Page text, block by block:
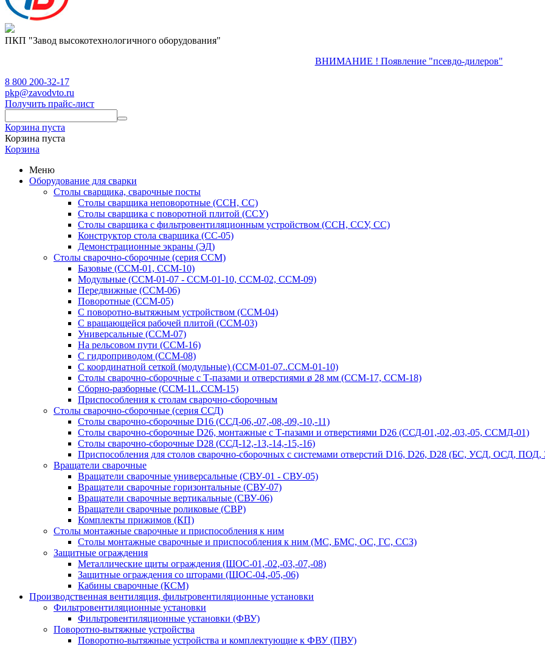
ПКП "Завод высокотехнологичного оборудования"
ВНИМАНИЕ ! Появление "псевдо-дилеров"
8 800 200-32-17
pkp@zavodvto.ru
Получить прайс-лист
Корзина пуста
Корзина пуста
Корзина
Меню
Оборудование для сварки
Столы сварщика, сварочные посты
Столы сварщика неповоротные (ССН, СС)
Столы сварщика с поворотной плитой (ССУ)
Столы сварщика с фильтровентиляционным устройством (ССН, ССУ, СС)
Конструктор стола сварщика (СС-05)
Демонстрационные экраны (ЭД)
Столы сварочно-сборочные (серия ССМ)
Базовые (ССМ-01, ССМ-10)
Модульные (ССМ-01-07 - ССМ-01-10, ССМ-02, ССМ-09)
Передвижные (ССМ-06)
Поворотные (ССМ-05)
С поворотно-вытяжным устройством (ССМ-04)
С вращающейся рабочей плитой (ССМ-03)
Универсальные (ССМ-07)
На рельсовом пути (ССМ-16)
С гидроприводом (ССМ-08)
С координатной сеткой (модульные) (ССМ-01-07..ССМ-01-10)
Столы сварочно-сборочные с Т-пазами и отверстиями ø 28 мм (ССМ-17, ССМ-18)
Сборно-разборные (ССМ-11..ССМ-15)
Приспособления к столам сварочно-сборочным
Столы сварочно-сборочные (серия ССД)
Столы сварочно-сборочные D16 (ССД-06,-07,-08,-09,-10,-11)
Столы сварочно-сборочные D26, монтажные с Т-пазами и отверстиями D26 (ССД-01,-02,-03,-05, ССМД-01)
Столы сварочно-сборочные D28 (ССД-12,-13,-14,-15,-16)
Приспособления для столов сварочно-сборочных с системами отверстий D16, D26, D28 (БС, УСД, ОСД,
Вращатели сварочные
Вращатели сварочные универсальные (СВУ-01 - СВУ-05)
Вращатели сварочные горизонтальные (СВУ-07)
Вращатели сварочные вертикальные (СВУ-06)
Вращатели сварочные роликовые (СВР)
Комплекты прижимов (КП)
Столы монтажные сварочные и приспособления к ним
Столы монтажные сварочные и приспособления к ним (МС, БМС, ОС, ГС, ССЗ)
Защитные ограждения
Металлические щиты ограждения (ЩОС-01,-02,-03,-07,-08)
Защитные ограждения со шторами (ЩОС-04,-05,-06)
Кабины сварочные (КСМ)
Производственная вентиляция, фильтровентиляционные установки
Фильтровентиляционные установки
Фильтровентиляционные установки (ФВУ)
Поворотно-вытяжные устройства
Поворотно-вытяжные устройства и комплектующие к ФВУ (ПВУ)